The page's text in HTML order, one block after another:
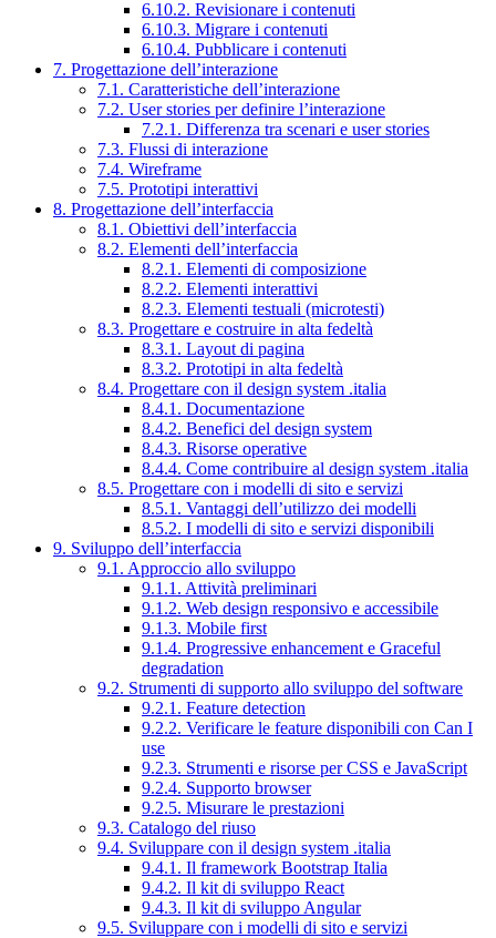
6.10.2. Revisionare i contenuti
6.10.3. Migrare i contenuti
6.10.4. Pubblicare i contenuti
7. Progettazione dell’interazione
7.1. Caratteristiche dell’interazione
7.2. User stories per definire l’interazione
7.2.1. Differenza tra scenari e user stories
7.3. Flussi di interazione
7.4. Wireframe
7.5. Prototipi interattivi
8. Progettazione dell’interfaccia
8.1. Obiettivi dell’interfaccia
8.2. Elementi dell’interfaccia
8.2.1. Elementi di composizione
8.2.2. Elementi interattivi
8.2.3. Elementi testuali (microtesti)
8.3. Progettare e costruire in alta fedeltà
8.3.1. Layout di pagina
8.3.2. Prototipi in alta fedeltà
8.4. Progettare con il design system .italia
8.4.1. Documentazione
8.4.2. Benefici del design system
8.4.3. Risorse operative
8.4.4. Come contribuire al design system .italia
8.5. Progettare con i modelli di sito e servizi
8.5.1. Vantaggi dell’utilizzo dei modelli
8.5.2. I modelli di sito e servizi disponibili
9. Sviluppo dell’interfaccia
9.1. Approccio allo sviluppo
9.1.1. Attività preliminari
9.1.2. Web design responsivo e accessibile
9.1.3. Mobile first
9.1.4. Progressive enhancement e Graceful
degradation
9.2. Strumenti di supporto allo sviluppo del software
9.2.1. Feature detection
9.2.2. Verificare le feature disponibili con Can I
use
9.2.3. Strumenti e risorse per CSS e JavaScript
9.2.4. Supporto browser
9.2.5. Misurare le prestazioni
9.3. Catalogo del riuso
9.4. Sviluppare con il design system .italia
9.4.1. Il framework Bootstrap Italia
9.4.2. Il kit di sviluppo React
9.4.3. Il kit di sviluppo Angular
9.5. Sviluppare con i modelli di sito e servizi